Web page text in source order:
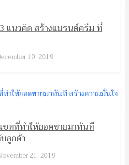
แนวคิด สร้างแบรนด์ครีม ที่
10, 2019
ทที่ทำให้ยอดขายมาทันที
ลูกค้า
21, 2019